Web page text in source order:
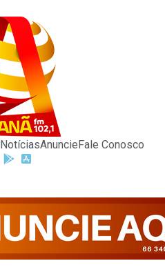
NotíciasAnuncieFale Conosco